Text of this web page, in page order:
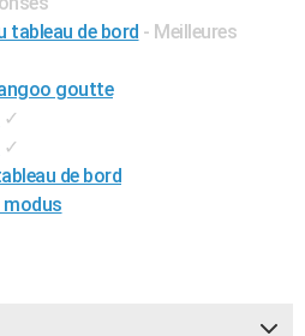
tableau de bord - Meilleures
goutte
✓
✓
de bord
modus